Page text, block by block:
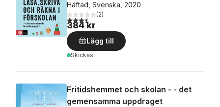
Häftad, Svenska, 2020
3,5utav 5 stjärnor. Totalt antal röster:
(2)
384 kr
Lägg till
Skickas
Fritidshemmet och skolan - - det
gemensamma uppdraget